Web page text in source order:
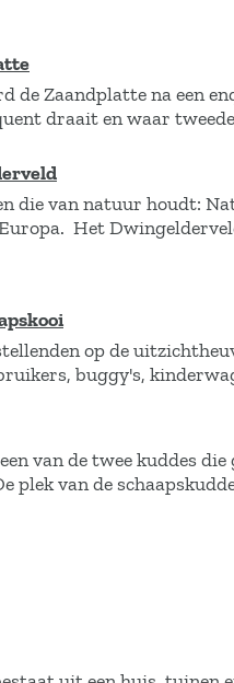
de Zaandplatte na een
draait en waar
die van natuur houdt:
Het
op de
buggy's,
van de twee kuddes
plek van de